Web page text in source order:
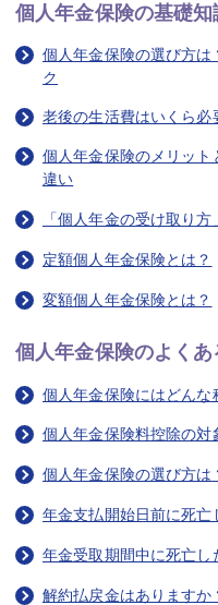
個人年金保険の基礎知
個人年金保険の選び方は
ク
老後の生活費はいくら
個人年金保険のメリッ
違い
「個人年金の受け取り
定額個人年金保険とは？
変額個人年金保険とは？
個人年金保険のよくあ
個人年金保険にはどんな
個人年金保険料控除の対
個人年金保険の選び方は
年金支払開始日前に死亡
年金受取期間中に死亡し
解約払戻金はありますか